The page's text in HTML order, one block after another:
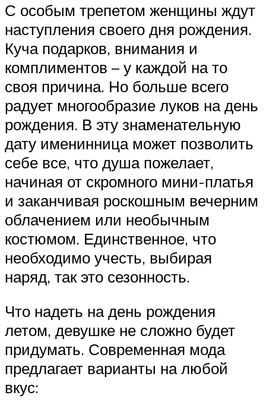
С особым трепетом женщины ждут
наступления своего дня рождения.
Куча подарков, внимания и
комплиментов – у каждой на то
своя причина. Но больше всего
радует многообразие луков на день
рождения. В эту знаменательную
дату именинница может позволить
себе все, что душа пожелает,
начиная от скромного мини-платья
и заканчивая роскошным вечерним
облачением или необычным
костюмом. Единственное, что
необходимо учесть, выбирая
наряд, так это сезонность.
Что надеть на день рождения
летом, девушке не сложно будет
придумать. Современная мода
предлагает варианты на любой
вкус: